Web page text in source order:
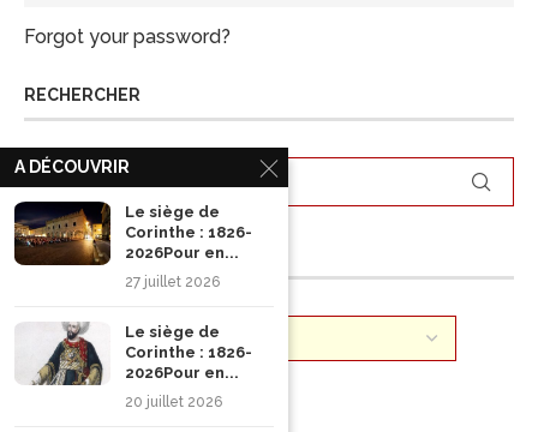
Forgot your password?
RECHERCHER
ARCHIVES
A DÉCOUVRIR
Le siège de
Corinthe : 1826-
2026Pour en...
27 juillet 2026
Le siège de
Corinthe : 1826-
2026Pour en...
20 juillet 2026